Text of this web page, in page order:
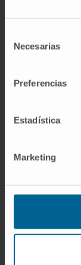
Necesarias
Preferencias
Estadística
Marketing
siglo XIX y
Sí. Los
conciencia
pasado.
añadir